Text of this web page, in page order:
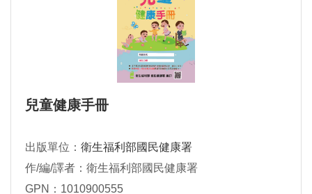
兒童健康手冊
出版單位： 衛生福利部國民健康署
作/編/譯者：衛生福利部國民健康署
GPN：1010900555